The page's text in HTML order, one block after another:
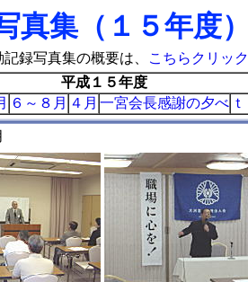
真集（１５年度
録写真集の概要は、
こちらクリック
平成１５年度
６～８月 ４月 一宮会長感謝の夕べ